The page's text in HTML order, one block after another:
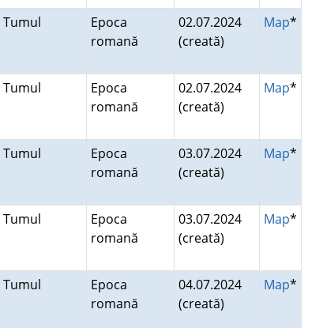
Tumul
Epoca
romană
02.07.2024
(creată)
Map*
Tumul
Epoca
romană
02.07.2024
(creată)
Map*
Tumul
Epoca
romană
03.07.2024
(creată)
Map*
Tumul
Epoca
romană
03.07.2024
(creată)
Map*
Tumul
Epoca
romană
04.07.2024
(creată)
Map*